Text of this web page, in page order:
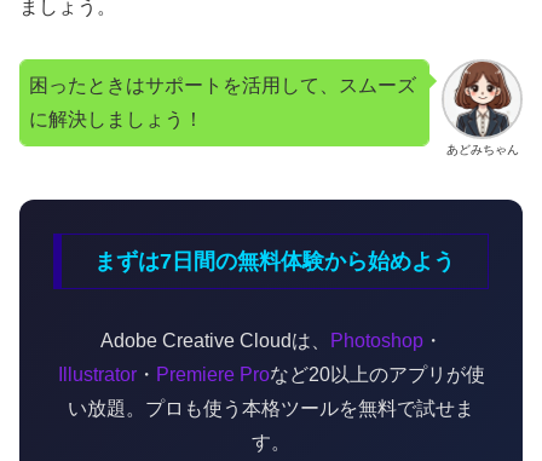
ましょう。
あどみちゃん
困ったときはサポートを活用して、スムーズ
に解決しましょう！
まずは7日間の無料体験から始めよう
Adobe Creative Cloudは、 Photoshop・
Illustrator・ Premiere Proなど20以上のアプリが使
い放題。プロも使う本格ツールを無料で試せま
す。